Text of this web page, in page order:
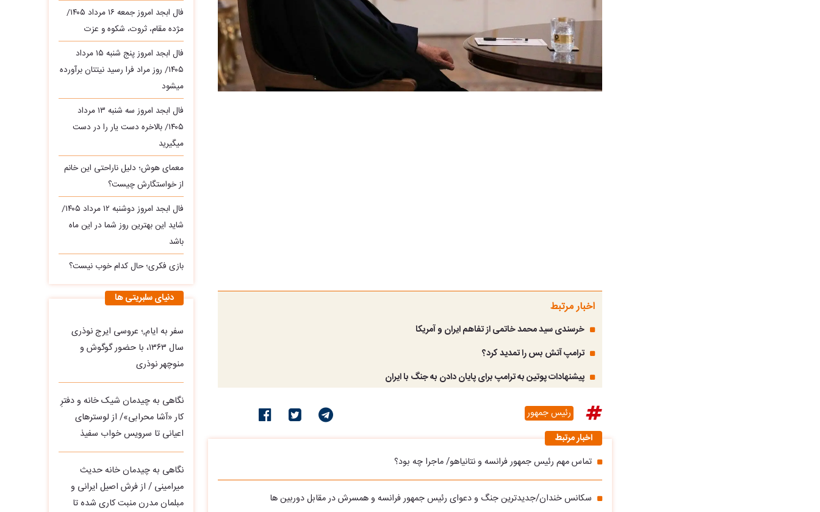
اخبار مرتبط
خرسندی سید محمد خاتمی از ﺗﻔﺎﻫﻢ اﻳﺮان و آﻣﺮﻳﻜﺎ
ترامپ آتش بس را تمدید کرد؟
پیشنهادات پوتین به ترامپ برای پایان دادن به جنگ با ایران
رئیس جمهور
اخبار مرتبط
تماس مهم رئیس جمهور فرانسه و نتانیاهو/ ماجرا چه بود؟
سکانس خندان/جدیدترین جنگ و دعوای رئیس جمهور فرانسه و همسرش در مقابل دوربین ها
فال ابجد امروز جمعه ۱۶ مرداد ۱۴۰۵/
مژده مقام، ثروت، شکوه و عزت
فال ابجد امروز پنج شنبه ۱۵ مرداد
۱۴۰۵/ روز مراد فرا رسید نیتتان برآورده
میشود
فال ابجد امروز سه‌ شنبه ۱۳ مرداد
۱۴۰۵/ بالاخره دست یار را در دست
میگیرید
معمای هوش؛ دلیل ناراحتی این خانم
از خواستگارش چیست؟
فال ابجد امروز دوشنبه ۱۲ مرداد ۱۴۰۵/
شاید این بهترین روز شما در این ماه
باشد
بازی فکری؛ حال کدام خوب نیست؟
دنیای سلبریتی ها
سفر به ایام,؛ عروسی ایرج نوذری
سال ۱۳۶۳، با حضور گوگوش و
منوچهر نوذری
نگاهی به چیدمان شیک خانه و دفترِ
کار «آشا محرابی»/ از لوسترهای
اعیانی تا سرویس خواب سفیذ
نگاهی به چیدمان خانه حدیث
میرامینی / از فرش اصیل ایرانی و
مبلمان مدرن منبت‌ کاری‌ شده تا